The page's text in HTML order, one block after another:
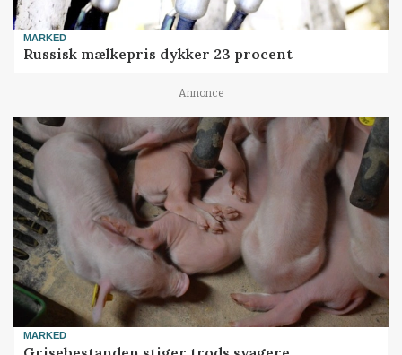
MARKED
Russisk mælkepris dykker 23 procent
Annonce
MARKED